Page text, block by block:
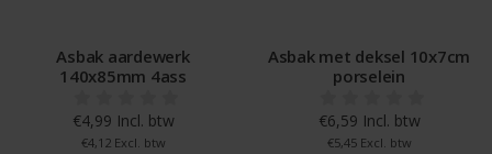
Asbak aardewerk
140x85mm 4ass
€4,99 Incl. btw
€4,12 Excl. btw
Asbak met deksel 10x7cm
porselein
€6,59 Incl. btw
€5,45 Excl. btw